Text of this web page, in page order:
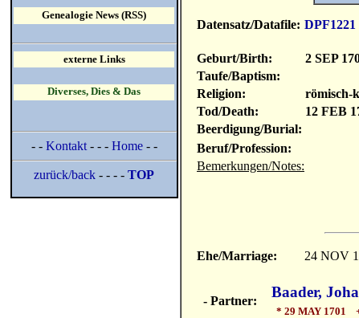
Datensatz/Datafile: DPF1221
Geburt/Birth: 2 SEP
Taufe/Baptism:
Religion:
römisch-
Tod/Death:
12 FEB
Beerdigung/Burial:
Beruf/Profession:
Bemerkungen/Notes:
Ehe/Marriage: 24 NOV
- Partner:
Baader,
* 29 MAY 1701
Genealogie News (RSS)
externe Links
Diverses, Dies & Das
- - Kontakt- - - Home- -
zurück/back - - - -TOP